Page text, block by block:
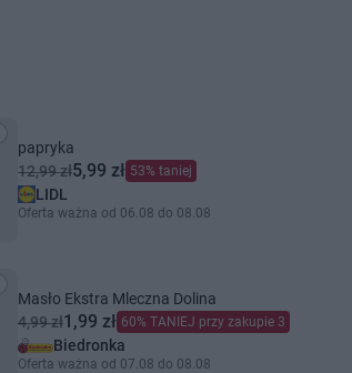
papryka
12,99 zł5,99 zł 53% taniej
LIDL
Oferta ważna od 06.08 do 08.08
Masło Ekstra Mleczna Dolina
4,99 zł1,99 zł 60% TANIEJ przy zakupie 3
Biedronka
Oferta ważna od 07.08 do 08.08